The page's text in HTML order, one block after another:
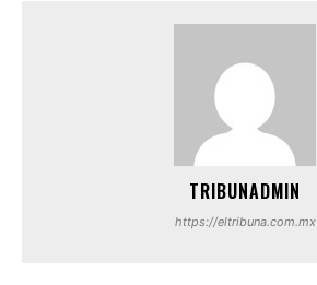
TRIBUNADMIN
https://eltribuna.com.mx